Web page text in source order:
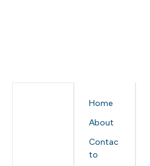
Home
About
Contac
to